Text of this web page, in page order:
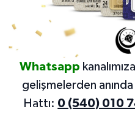
Whatsapp
gelişmelerden
Hattı: 0 (540) 010